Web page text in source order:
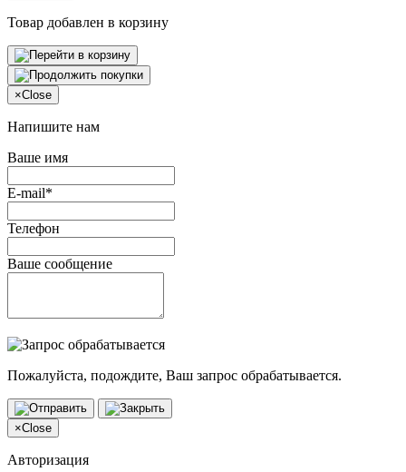
Товар добавлен в корзину
×Close
Напишите нам
Ваше имя
E-mail*
Телефон
Ваше сообщение
Пожалуйста, подождите, Ваш запрос обрабатывается.
×Close
Авторизация